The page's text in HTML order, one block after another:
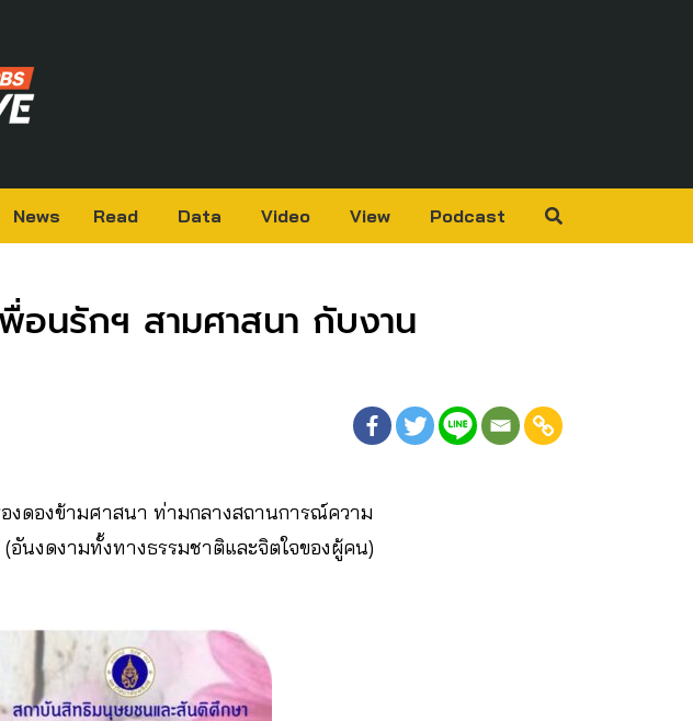
News Read Data Video View Podcast
อนรักฯ สามศาสนา กับงาน
งดองข้ามศาสนา ท่ามกลางสถานการณ์ความ
อันงดงามทั้งทางธรรมชาติและจิตใจของผู้คน)